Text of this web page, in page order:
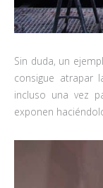
Sin duda, un
consigue atrapar
incluso una vez
exponen